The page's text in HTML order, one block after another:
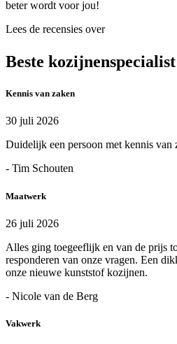
beter wordt voor jou!
Lees de recensies over
Beste
Kennis van zaken
30 juli 2026
Duidelijk een persoon met kennis van
- Tim Schouten
Maatwerk
26 juli 2026
Alles ging toegeeflijk en van de prijs
responderen van onze vragen. Een
onze nieuwe kunststof kozijnen.
- Nicole van de Berg
Vakwerk